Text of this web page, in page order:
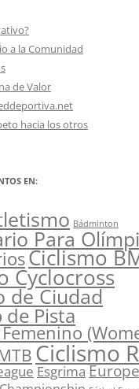
a la Comunidad
de Valor
hacia los otros
EN:
Bádminton
Para
Ciclismo
Cyclocross
de Ciudad
de Pista
Ciclismo
Esgrima